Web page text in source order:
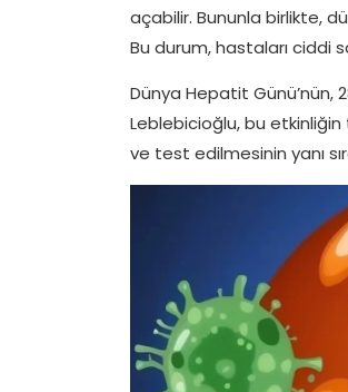
açabilir. Bununla birlikte,
Bu durum, hastaları ciddi
Dünya Hepatit Günü’nün,
Leblebicioğlu, bu etkinliğin
ve test edilmesinin yanı